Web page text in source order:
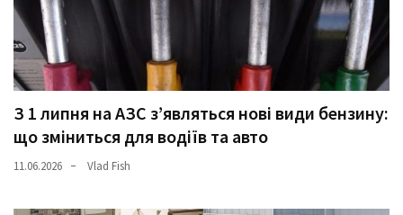
З 1 липня на АЗС з’являться нові види бензину:
що зміниться для водіїв та авто
11.06.2026 Vlad Fish